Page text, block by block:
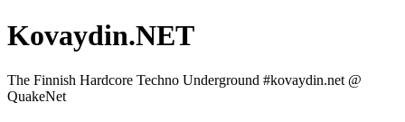
Kovaydin.NET
The Finnish Hardcore Techno Underground #kovaydin.net @
QuakeNet